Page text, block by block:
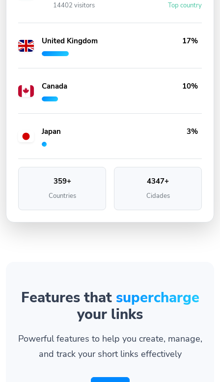
14402 visitors Top country
United Kingdom 17%
Canada 10%
Japan 3%
359+
Countries
4347+
Cidades
Features that supercharge
your links
Powerful features to help you create, manage,
and track your short links effectively